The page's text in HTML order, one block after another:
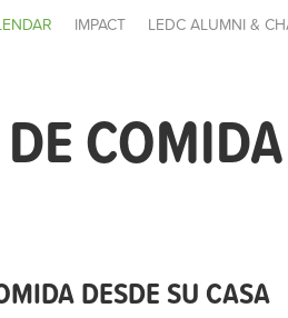
IMPACT
LEDC ALUMNI &
COMIDA
DESDE SU CASA